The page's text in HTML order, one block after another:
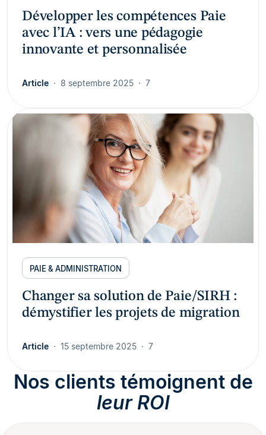
Développer les compétences Paie
avec l’IA : vers une pédagogie
innovante et personnalisée
Article 8 septembre 2025 7
PAIE & ADMINISTRATION
Changer sa solution de Paie/SIRH :
démystifier les projets de migration
Article 15 septembre 2025 7
Nos clients témoignent de
leur ROI